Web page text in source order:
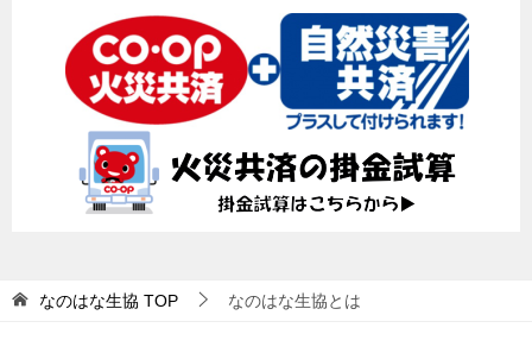
なのはな生協 TOP なのはな生協とは